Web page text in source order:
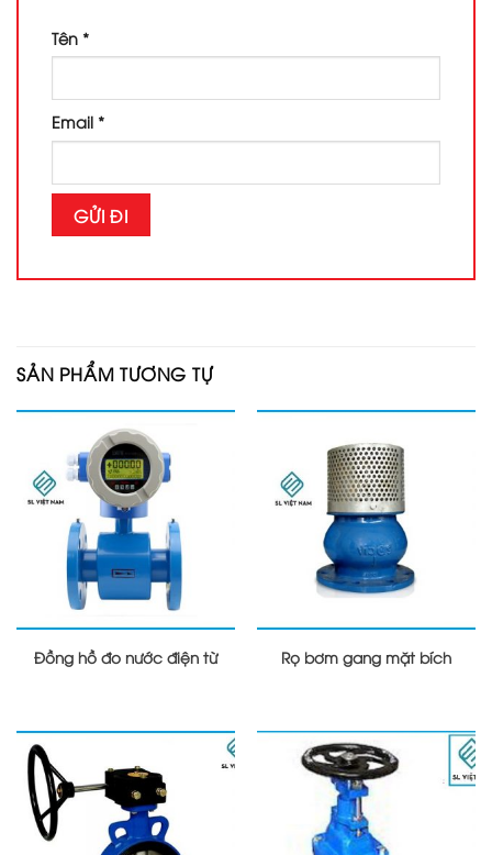
Tên *
Email *
SẢN PHẨM TƯƠNG TỰ
Đồng hồ đo nước điện từ Rọ bơm gang mặt bích